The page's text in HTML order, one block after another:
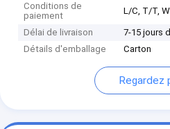
Conditions de
paiement
L/C, T/T,
Délai de livraison
7-15 jours
Détails d'emballage
Carton
Regardez